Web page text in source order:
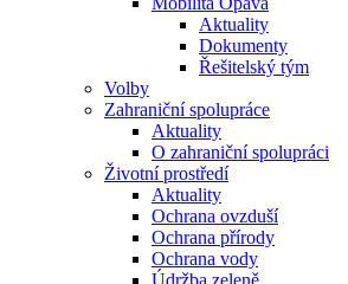
Aktuality
Dokumenty
Řešitelský tým
Volby
Zahraniční spolupráce
Aktuality
O zahraniční spolupráci
Životní prostředí
Aktuality
Ochrana ovzduší
Ochrana přírody
Ochrana vody